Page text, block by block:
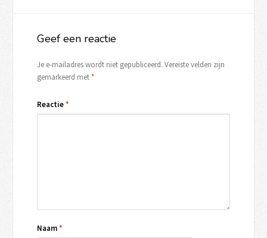
Geef een reactie
Je e-mailadres wordt niet gepubliceerd. Vereiste velden zijn
gemarkeerd met*
Reactie*
Naam*